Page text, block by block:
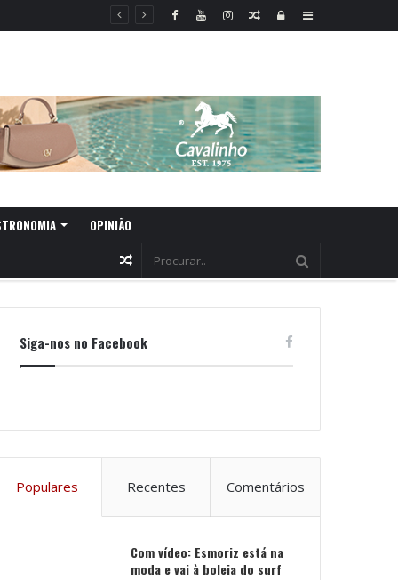
Sidebar
Log
Random
OPINIÃO
Random
Siga-nos no Facebook
Populares Recentes Comentários
Com vídeo: Esmoriz está na
moda e vai à boleia do surf